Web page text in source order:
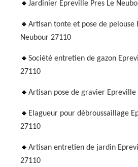
Jardinier Epreville Pres Le
Artisan tonte et pose de pelouse
Neubour 27110
Société entretien de gazon
27110
Artisan pose de gravier Epreville
Elagueur pour débroussaillage
27110
Artisan entretien de jardin
27110